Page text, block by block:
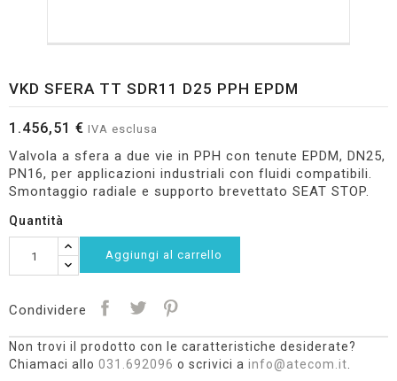
VKD SFERA TT SDR11 D25 PPH EPDM
1.456,51 € IVA esclusa
Valvola a sfera a due vie in PPH con tenute EPDM, DN25,
PN16, per applicazioni industriali con fluidi compatibili.
Smontaggio radiale e supporto brevettato SEAT STOP.
Quantità
Aggiungi al carrello
Condividere
Non trovi il prodotto con le caratteristiche desiderate?
Chiamaci allo 031.692096 o scrivici a info@atecom.it